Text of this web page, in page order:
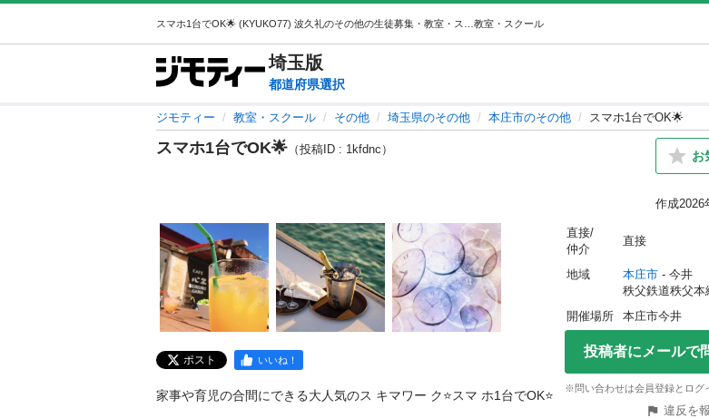
教室・スクール
埼玉版
都道府県選択
ジモティー 教室・スクール その他 埼玉県のその他 本庄市のその他 スマホ1台でOK🌟
スマホ1台でOK🌟 （投稿ID : 1kfdnc） お
作成2026
ポスト いいね！
家事や育児の合間にできる大人気のス キマワー ク⭐️スマ ホ1台でOK⭐️
直接/
仲介
直接
地域 本庄市 - 今井
秩父鉄道秩父本
開催場所
本庄市今井
投稿者にメールで
※問い合わせは会員登録とログ
違反を